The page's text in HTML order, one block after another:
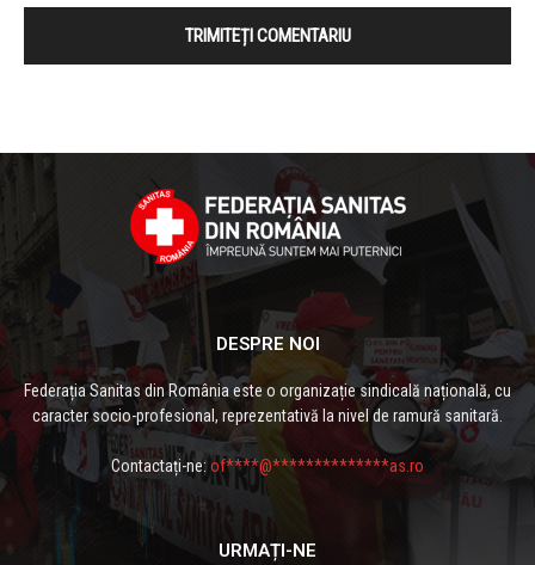
DESPRE NOI
Federația Sanitas din România este o organizație sindicală națională, cu
caracter socio-profesional, reprezentativă la nivel de ramură sanitară.
Contactați-ne: of****@**************as.ro
URMAȚI-NE